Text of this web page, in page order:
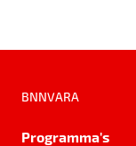
BNNVARA
Programma's